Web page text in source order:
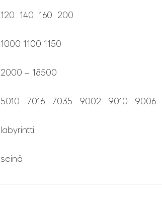
120 140 160 200
1000 1100 1150
2000 – 18500
5010 7016 7035 9002 9010 9006
labyrintti
seinä